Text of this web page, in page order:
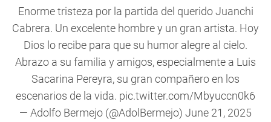
Enorme tristeza por la partida del querido Juanchi
Cabrera. Un excelente hombre y un gran artista. Hoy
Dios lo recibe para que su humor alegre al cielo.
Abrazo a su familia y amigos, especialmente a Luis
Sacarina Pereyra, su gran compañero en los
escenarios de la vida. pic.twitter.com/Mbyuccn0k6
— Adolfo Bermejo (@AdolBermejo) June 21, 2025